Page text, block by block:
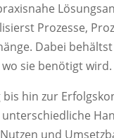
Prozesse,
Dabei
sie benötigt wird.
hin zur
und